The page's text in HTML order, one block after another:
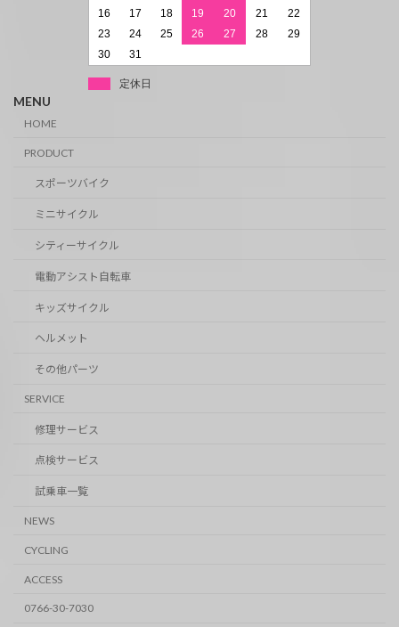
16
17 18 19 20 21
22
23
24 25 26 27 28
29
30
31
定休日
MENU
HOME
PRODUCT
スポーツバイク
ミニサイクル
シティーサイクル
電動アシスト自転車
キッズサイクル
ヘルメット
その他パーツ
SERVICE
修理サービス
点検サービス
試乗車一覧
NEWS
CYCLING
ACCESS
0766-30-7030